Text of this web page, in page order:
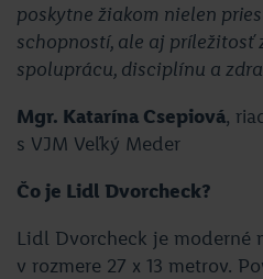
poskytne žiakom nielen
schopností, ale aj príležitosť
spoluprácu, disciplínu a
Mgr. Katarína Csepiová,
s VJM Veľký Meder
Čo je Lidl Dvorcheck?
Lidl Dvorcheck je moderné
v rozmere 27 x 13 metrov.